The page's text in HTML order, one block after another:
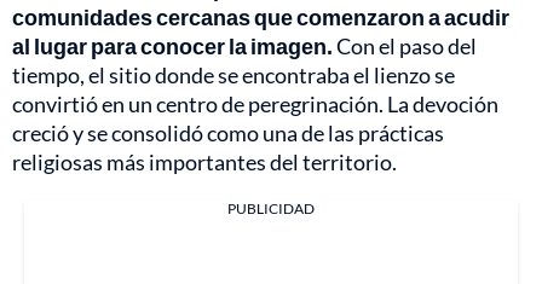
comunidades cercanas que comenzaron a acudir
al lugar para conocer la imagen.Con el paso del
tiempo, el sitio donde se encontraba el lienzo se
convirtió en un centro de peregrinación. La devoción
creció y se consolidó como una de las prácticas
religiosas más importantes del territorio.
PUBLICIDAD